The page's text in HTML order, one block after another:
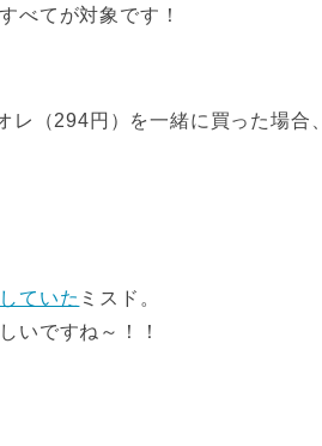
べてが対象です！
（294円）を一緒に買った場合、
ていた ミスド。
いですね～！！